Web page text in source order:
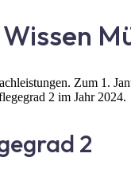
Zum 1.
2 im Jahr 2024.
2